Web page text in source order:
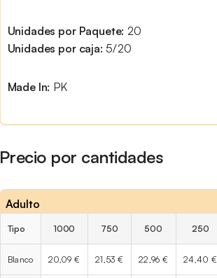
Unidades por Paquete: 20
Unidades por caja: 5/20
Made In: PK
Precio por cantidades
Adulto
Tipo 1000 750 500 250
Blanco 20,09 € 21,53 € 22,96 € 24,40 €